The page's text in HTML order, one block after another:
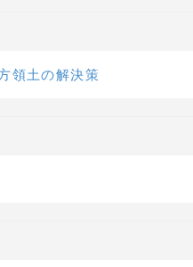
領土の解決策